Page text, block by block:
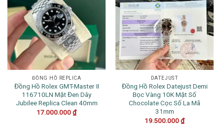
ĐỒNG HỒ REPLICA
Đồng Hồ Rolex GMT-Master II
116710LN Mặt Đen Dây
Jubilee Replica Clean 40mm
17.000.000₫
DATEJUST
Đồng Hồ Rolex Datejust Demi
Bọc Vàng 10K Mặt Số
Chocolate Cọc Số La Mã
31mm
19.500.000₫